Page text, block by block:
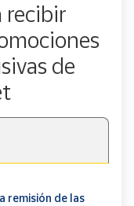
recibir
de
remisión de las